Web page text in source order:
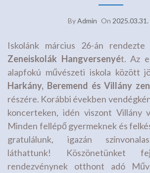
ByAdmin On 2025.03.31.
Iskolánk március 26-án
Zeneiskolák Hangversenyét. Az
alapfokú művészeti iskola között
Harkány, Beremend és Villány
részére. Korábbi években
koncerteken, idén viszont Villány
Minden fellépő gyermeknek és
gratulálunk, igazán
láthattunk! Köszönetünket
rendezvénynek otthont adó